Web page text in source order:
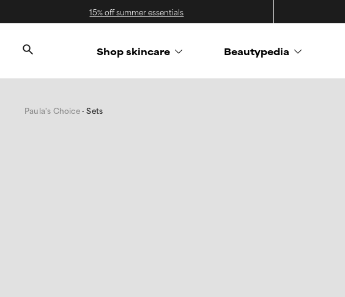
15% off summer essentials
Shop skincare Beautypedia
Paula's Choice Sets